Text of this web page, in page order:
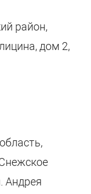
район,
дом 2,
Андрея